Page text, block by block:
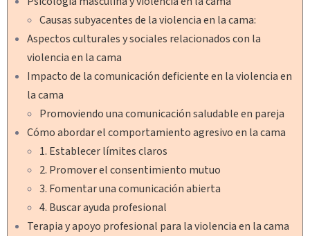
Causas subyacentes de la violencia en la cama:
Aspectos culturales y sociales relacionados con la
violencia en la cama
Impacto de la comunicación deficiente en la violencia en
la cama
Promoviendo una comunicación saludable en pareja
Cómo abordar el comportamiento agresivo en la cama
1. Establecer límites claros
2. Promover el consentimiento mutuo
3. Fomentar una comunicación abierta
4. Buscar ayuda profesional
Terapia y apoyo profesional para la violencia en la cama